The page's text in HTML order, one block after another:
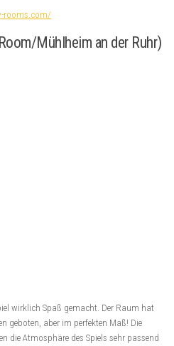
rooms.com/
Mühlheim an der Ruhr)
wirklich Spaß gemacht. Der Raum hat
geboten, aber im perfekten Maß! Die
die Atmosphäre des Spiels sehr passend